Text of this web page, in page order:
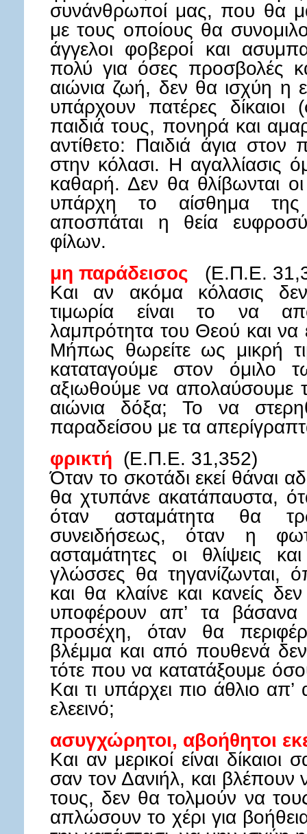
συνάνθρωποί μας, που θα
με τους οποίους θα
άγγελοι φοβεροί και
πολύ για όσες προσβολές
αιώνια ζωή, δεν θα ισχύη
υπάρχουν πατέρες δίκαιοι
παιδιά τους, πονηρά και
αντίθετο: Παιδιά άγια στον
στην κόλασι. Η αγαλλίασις
καθαρή. Δεν θα θλίβωνται οι
υπάρχη το αίσθημα
αποσπάται η θεία
φίλων.
μη παράδεισος
(Ε.Π.Ε.
Και αν ακόμα κόλασις
τιμωρία είναι το να
λαμπρότητα του Θεού και να
Μήπως θωρείτε ως μικρή
καταταγούμε στον όμιλο
αξιωθούμε να απολαύσουμε
αιώνια δόξα; Το να
παραδείσου με τα
φρικτή (Ε.Π.Ε. 31,352)
Όταν το σκοτάδι εκεί θάναι
θα χτυπάνε ακατάπαυστα,
όταν ασταμάτητα θα
συνειδήσεως, όταν η
ασταμάτητες οι θλίψεις
γλώσσες θα τηγανίζωνται,
και θα κλαίνε και κανείς
υποφέρουν απ’ τα βάσανα
προσέχη, όταν θα
βλέμμα και από πουθενά
τότε που να κατατάξουμε
Και τι υπάρχει πιο άθλιο απ’
ελεεινό;
ασυγχώρητοι, αβοήθητοι
Και αν μερικοί είναι
σαν τον Δανιήλ, και βλέπουν
τους, δεν θα τολμούν να
απλώσουν το χέρι για